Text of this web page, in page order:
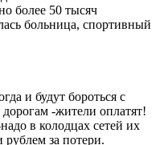
более 50 тысяч
больница, спортивный
и будут бороться с
-жители оплатят!
в колодцах сетей их
рублем за потери.